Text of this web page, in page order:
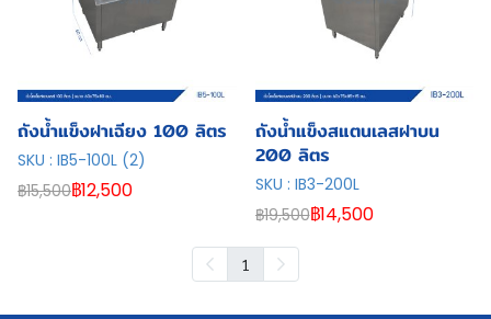
ถังน้ำแข็งฝาเฉียง 100 ลิตร
SKU : IB5-100L (2)
฿15,500฿12,500
ถังน้ำแข็งสแตนเลสฝาบน
200 ลิตร
SKU : IB3-200L
฿19,500฿14,500
1